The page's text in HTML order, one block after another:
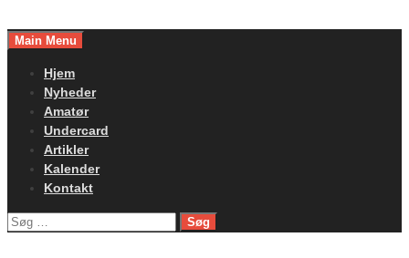
toMain Menu
Hjem
Nyheder
Amatør
Undercard
Artikler
Kalender
Kontakt
Søg